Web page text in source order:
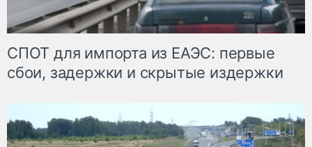
СПОТ для импорта из ЕАЭС: первые
сбои, задержки и скрытые издержки